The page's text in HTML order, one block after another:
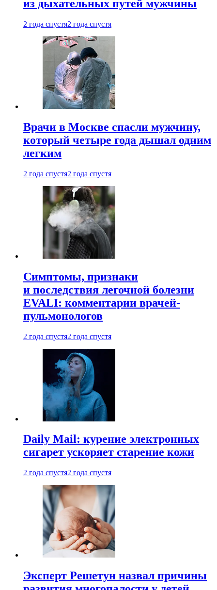
из дыхательных путей мужчины
2 года спустя2 года спустя
Врачи в Москве спасли мужчину,
который четыре года дышал одним
легким
2 года спустя2 года спустя
Симптомы, признаки
и последствия легочной болезни
EVALI: комментарии врачей-
пульмонологов
2 года спустя2 года спустя
Daily Mail: курение электронных
сигарет ускоряет старение кожи
2 года спустя2 года спустя
Эксперт Решетун назвал причины